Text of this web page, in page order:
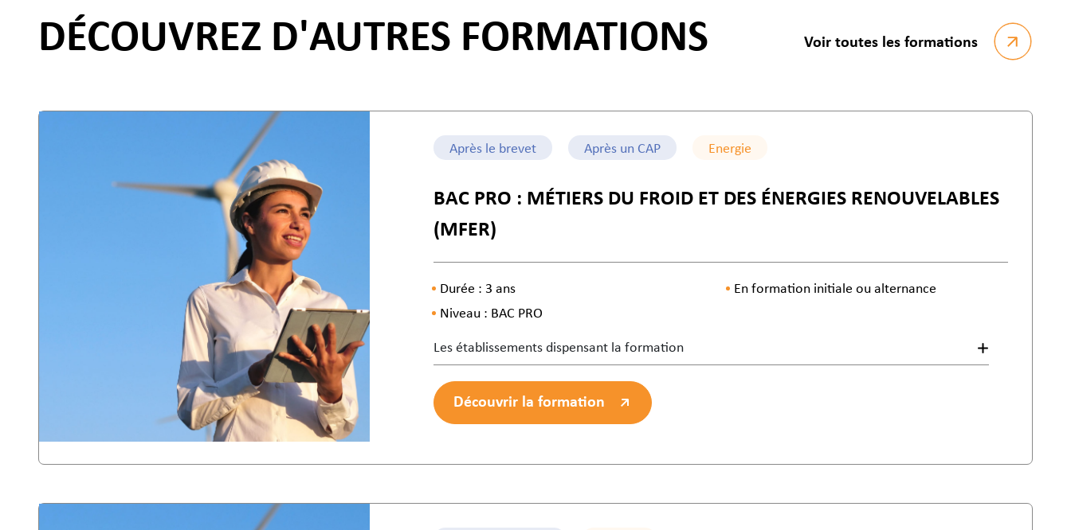
DÉCOUVREZ D'AUTRES FORMATIONS Voir toutes les formations
Après le brevet Après un CAP Energie
BAC PRO : MÉTIERS DU FROID ET DES ÉNERGIES RENOUVELABLES
(MFER)
Durée : 3 ans
Niveau : BAC PRO
En formation initiale ou alternance
Les établissements dispensant la formation
Découvrir la formation